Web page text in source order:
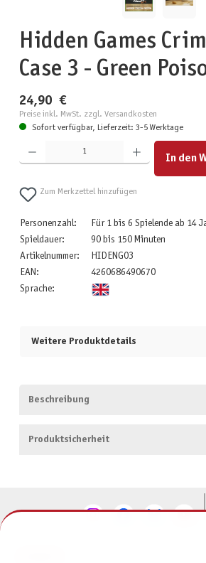
Hidden Games
Case 3 - Green
24,90 €
Preise inkl. MwSt. zzgl. Versandkosten
Sofort verfügbar, Lieferzeit: 3-5 Werktage
Produkt Anzahl: Gib den gewünschten Wert ein oder benutze
In den
Zum Merkzettel hinzufügen
Personenzahl:
Für 1 bis 6 Spielende ab 14
Spieldauer:
90 bis 150 Minuten
Artikelnummer:
HIDENG03
EAN:
4260686490670
Sprache:
Weitere Produktdetails
Beschreibung
Produktsicherheit